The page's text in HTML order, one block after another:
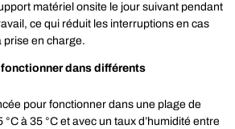
matériel onsite le jour suivant pendant
ce qui réduit les interruptions en cas
prise en charge.
dans différents
pour fonctionner dans une plage de
à 35 °C et avec un taux d’humidité entre